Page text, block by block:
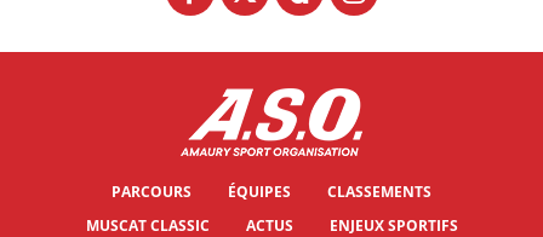
PARCOURS ÉQUIPES
CLASSEMENTS
MUSCAT CLASSIC
ACTUS
ENJEUX SPORTIFS